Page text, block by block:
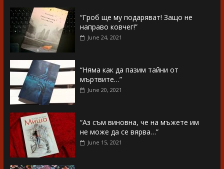
“Гроб ще му подаряват! Защо не
направо ковчег!”
June 24, 2021
“Няма как да пазим тайни от
мъртвите…”
June 20, 2021
“Аз съм виновна, че на мъжете им
не може да се вярва…”
June 15, 2021